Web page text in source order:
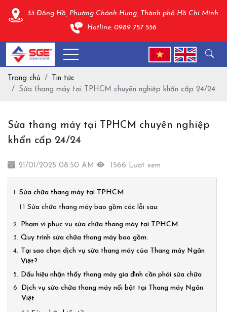
33 Đông Hồ, Phường Chánh Hưng, Thành phố Hồ Chí Minh
Hotline: 0989 757 556
Trang chủ
Tin tức
Sửa thang máy tại TPHCM chuyên nghiệp khẩn cấp 24/24
Sửa thang máy tại TPHCM chuyên nghiệp
khẩn cấp 24/24
21/01/2025 08:50 AM 1566 Lượt xem
Sửa chữa thang máy tại TPHCM
Sửa chữa thang máy bao gồm các lỗi sau:
Phạm vi phục vụ sửa chữa thang máy tại TPHCM
Quy trình sửa chữa thang máy bao gồm:
Tại sao chọn dịch vụ sửa thang máy của Thang máy Ngân
Việt?
Dấu hiệu nhận thấy thang máy gia đình cần phải sửa chữa
Dịch vụ sửa chữa thang máy nổi bật tại Thang máy Ngân
Việt